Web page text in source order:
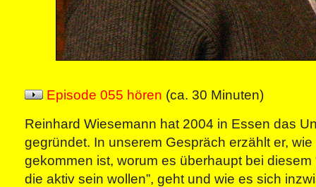
Episode 055 hören (ca. 30 Minuten)
Reinhard Wiesemann hat 2004 in Essen das
gegründet. In unserem Gespräch erzählt er,
gekommen ist, worum es überhaupt bei diesem
die aktiv sein wollen”, geht und wie es sich